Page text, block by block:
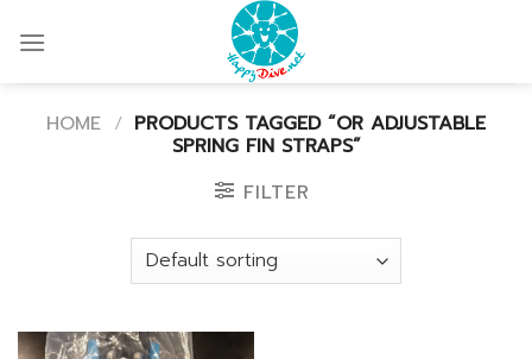
HOME / PRODUCTS TAGGED “OR ADJUSTABLE
SPRING FIN STRAPS”
FILTER